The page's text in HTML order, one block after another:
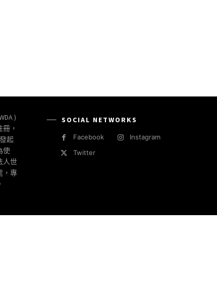
)
，
起
使
人世
，專
SOCIAL NETWORKS
Facebook
Instagram
Twitter